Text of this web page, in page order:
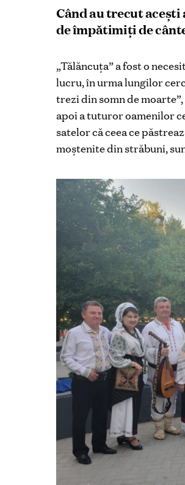
Când au trecut
de împătimiți de
„Tălăncuța” a fost o
lucru, în urma lungilor
trezi din somn de
apoi a tuturor oamenilor
satelor că ceea ce
moștenite din străbuni,